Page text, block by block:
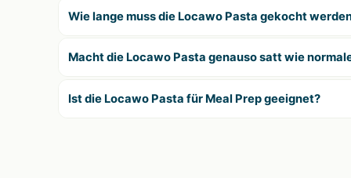
Wie lange muss die Locawo Pasta gekocht
Macht die Locawo Pasta genauso satt wie
Ist die Locawo Pasta für Meal Prep geeignet?